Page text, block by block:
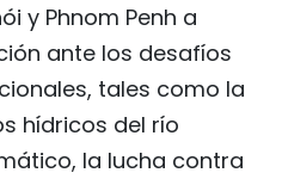
y Phnom Penh a
ante los desafíos
tales como la
hídricos del río
la lucha contra